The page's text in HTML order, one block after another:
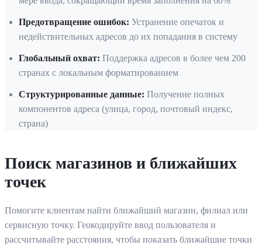
Предотвращение ошибок: Устранение опечаток и
недействительных адресов до их попадания в систему
Глобальный охват: Поддержка адресов в более чем 200
странах с локальным форматированием
Структурированные данные: Получение полных
компонентов адреса (улица, город, почтовый индекс,
страна)
Поиск магазинов и ближайших
точек
Помогите клиентам найти ближайший магазин, филиал или
сервисную точку. Геокодируйте ввод пользователя и
рассчитывайте расстояния, чтобы показать ближайшие точки